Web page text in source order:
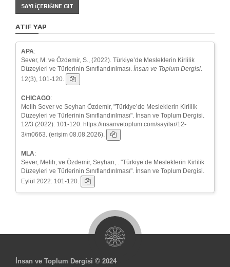
SAYI İÇERIĞINE GIT
ATIF YAP
APA:
Sever, M. ve Özdemir, S., (2022). Türkiye’de Mesleklerin Kirlilik
Düzeyleri ve Türlerinin Sınıflandırılması. İnsan ve Toplum Dergisi
12(3), 101-120.
CHICAGO:
Melih Sever ve Seyhan Özdemir, "Türkiye’de Mesleklerin Kirlilik
Düzeyleri ve Türlerinin Sınıflandırılması". İnsan ve Toplum Dergisi.
12/3 (2022): 101-120. https://insanvetoplum.com/sayilar/12-
3/m0663. (erişim 08.08.2026).
MLA:
Sever, Melih, ve Özdemir, Seyhan, . "Türkiye’de Mesleklerin Kirlilik
Düzeyleri ve Türlerinin Sınıflandırılması". İnsan ve Toplum Dergisi.
Eylül 2022: 101-120.
İnsan ve Toplum Dergisi © 2024